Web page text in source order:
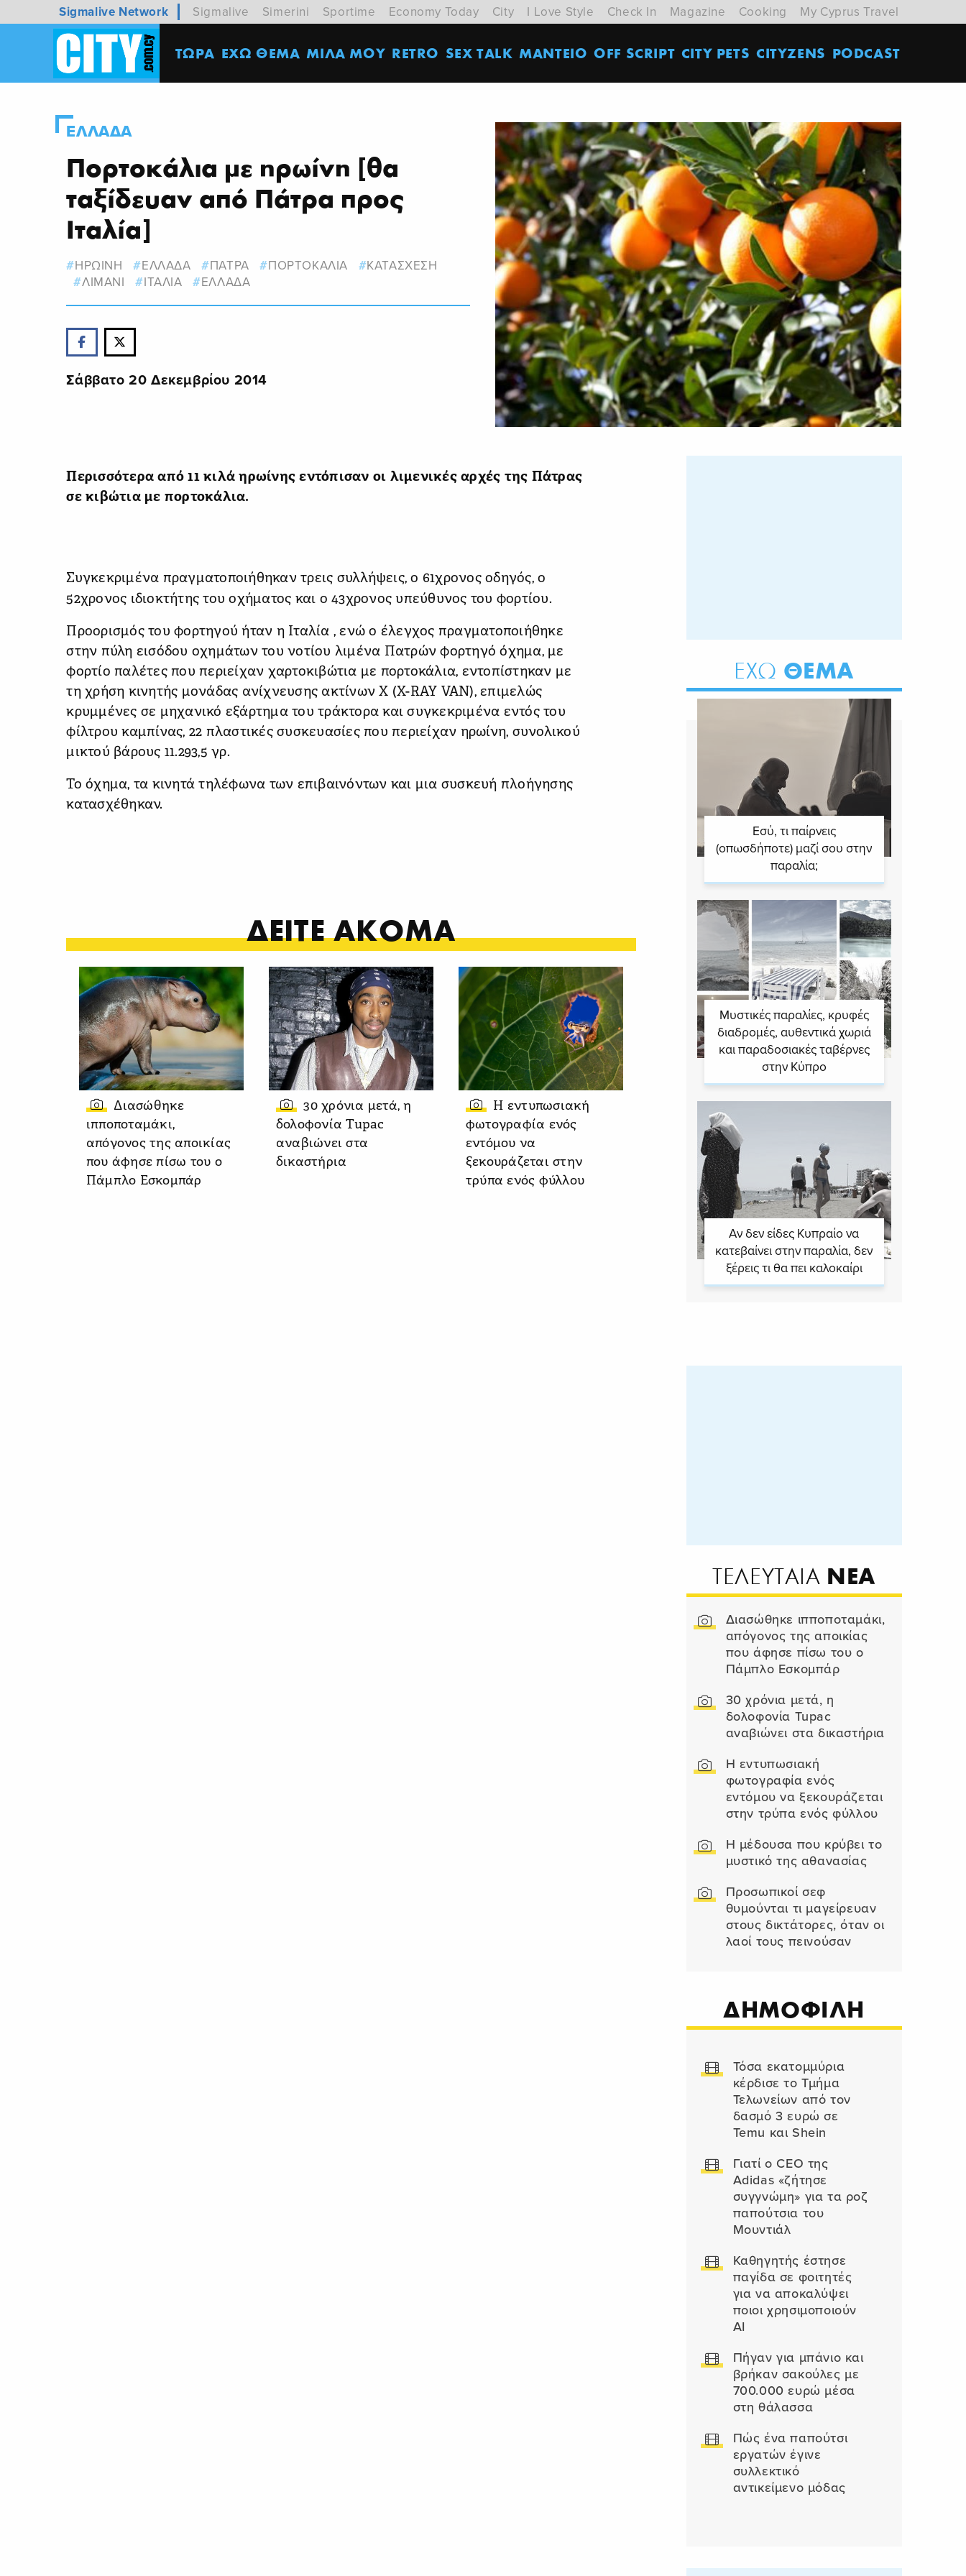
Sigmalive Network Sigmalive Simerini Sportime Economy Today City I Love Style Check In Magazine Cooking My Cyprus Travel
ΤΩΡΑ ΕΧΩ ΘΕΜΑ MΙΛΑ ΜΟΥ RETRO SEX TALK ΜΑΝΤΕΙΟ OFF SCRIPT CITY PETS CITYZENS PODCAST
ΕΛΛΑΔΑ
Πορτοκάλια με ηρωίνη [θα
ταξίδευαν από Πάτρα προς
Ιταλία]
ΗΡΩΙΝΗ ΕΛΛΑΔΑ ΠΑΤΡΑ ΠΟΡΤΟΚΑΛΙΑ
ΚΑΤΑΣΧΕΣΗ
ΛΙΜΑΝΙ
ΙΤΑΛΙΑ ΕΛΛΑΔΑ
Σάββατο 20 Δεκεμβρίου 2014
Περισσότερα από 11 κιλά ηρωίνης εντόπισαν οι λιμενικές αρχές της Πάτρας
σε κιβώτια με πορτοκάλια.
Συγκεκριμένα πραγματοποιήθηκαν τρεις συλλήψεις, ο 61χρονος οδηγός, ο
52χρονος ιδιοκτήτης του οχήματος και ο 43χρονος υπεύθυνος του φορτίου.
Προορισμός του φορτηγού ήταν η Ιταλία , ενώ ο έλεγχος πραγματοποιήθηκε
στην πύλη εισόδου οχημάτων του νοτίου λιμένα Πατρών φορτηγό όχημα, με
φορτίο παλέτες που περιείχαν χαρτοκιβώτια με πορτοκάλια, εντοπίστηκαν με
τη χρήση κινητής μονάδας ανίχνευσης ακτίνων X (X-RAY VAN), επιμελώς
κρυμμένες σε μηχανικό εξάρτημα του τράκτορα και συγκεκριμένα εντός του
φίλτρου καμπίνας, 22 πλαστικές συσκευασίες που περιείχαν ηρωίνη, συνολικού
μικτού βάρους 11.293,5 γρ.
Το όχημα, τα κινητά τηλέφωνα των επιβαινόντων και μια συσκευή πλοήγησης
κατασχέθηκαν.
ΔΕΙΤΕ ΑΚΟΜΑ
Διασώθηκε
ιπποποταμάκι,
απόγονος της αποικίας
που άφησε πίσω του ο
Πάμπλο Εσκομπάρ
30 χρόνια μετά, η
δολοφονία Tupac
αναβιώνει στα
δικαστήρια
Η εντυπωσιακή
φωτογραφία ενός
εντόμου να
ξεκουράζεται στην
τρύπα ενός φύλλου
ΕΧΩ ΘΕΜΑ
Εσύ, τι παίρνεις
(οπωσδήποτε) μαζί σου στην
παραλία;
Μυστικές παραλίες, κρυφές
διαδρομές, αυθεντικά χωριά
και παραδοσιακές ταβέρνες
στην Κύπρο
Αν δεν είδες Κυπραίο να
κατεβαίνει στην παραλία, δεν
ξέρεις τι θα πει καλοκαίρι
ΤΕΛΕΥΤΑΙΑ ΝΕΑ
Διασώθηκε ιπποποταμάκι,
απόγονος της αποικίας
που άφησε πίσω του ο
Πάμπλο Εσκομπάρ
30 χρόνια μετά, η
δολοφονία Tupac
αναβιώνει στα δικαστήρια
Η εντυπωσιακή
φωτογραφία ενός
εντόμου να ξεκουράζεται
στην τρύπα ενός φύλλου
Η μέδουσα που κρύβει το
μυστικό της αθανασίας
Προσωπικοί σεφ
θυμούνται τι μαγείρευαν
στους δικτάτορες, όταν οι
λαοί τους πεινούσαν
ΔΗΜΟΦΙΛΗ
Τόσα εκατομμύρια
κέρδισε το Τμήμα
Τελωνείων από τον
δασμό 3 ευρώ σε
Temu και Shein
Γιατί ο CEO της
Adidas «ζήτησε
συγγνώμη» για τα ροζ
παπούτσια του
Μουντιάλ
Καθηγητής έστησε
παγίδα σε φοιτητές
για να αποκαλύψει
ποιοι χρησιμοποιούν
AI
Πήγαν για μπάνιο και
βρήκαν σακούλες με
700.000 ευρώ μέσα
στη θάλασσα
Πώς ένα παπούτσι
εργατών έγινε
συλλεκτικό
αντικείμενο μόδας